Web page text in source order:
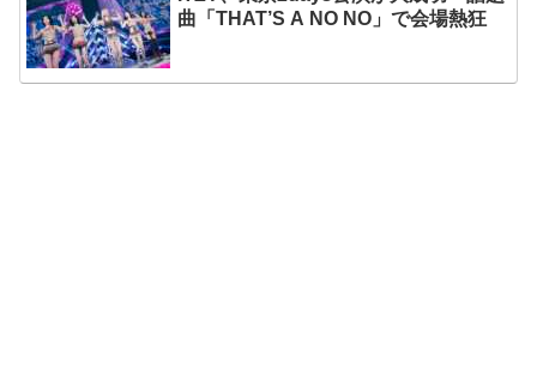
曲「THAT’S A NO NO」で会場熱狂